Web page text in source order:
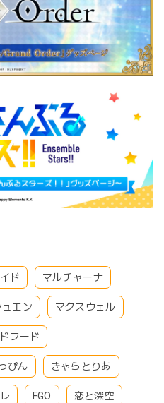
ド マルチャーナ
ュエン マクスウェル
フード
ぴん きゃらとりあ
FGO 恋と深空